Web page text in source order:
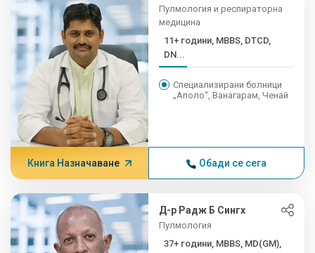
Пулмология и респираторна
медицина
11+ години, MBBS, DTCD,
DN...
Специализирани болници
„Аполо“, Ванагарам, Ченай
Книга Назначаване Обади се сега
Д-р Радж Б Сингх
Пулмология
37+ години, MBBS, MD(GM),